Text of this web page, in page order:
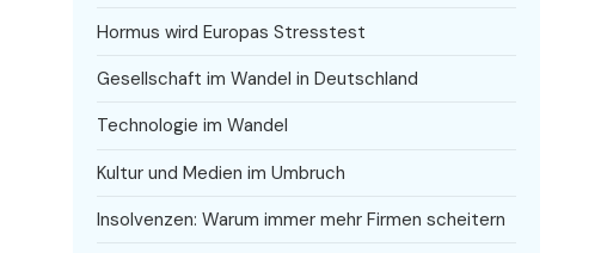
Hormus wird Europas Stresstest
Gesellschaft im Wandel in Deutschland
Technologie im Wandel
Kultur und Medien im Umbruch
Insolvenzen: Warum immer mehr Firmen scheitern